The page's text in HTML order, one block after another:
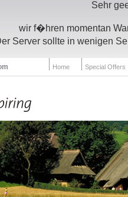
Sehr
wir f�hren momentan
Server sollte in wenigen
Home Special Offers